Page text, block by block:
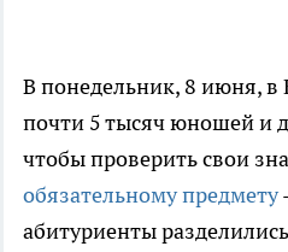
В понедельник, 8 июня, в
почти 5 тысяч юношей и
чтобы проверить свои
обязательному предмету
абитуриенты